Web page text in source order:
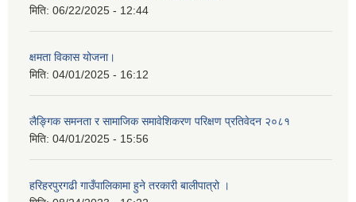
मिति: 06/22/2025 - 12:44
क्षमता विकास योजना।
मिति: 04/01/2025 - 16:12
लैङ्गिक समनता र सामाजिक समावेशिकरण परिक्षण प्रतिवेदन २०८१
मिति: 04/01/2025 - 15:56
हरिहरपुरगढी गाउँपालिकामा हुने तरकारी बालीपात्रो ।